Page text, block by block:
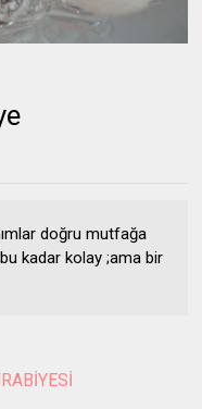
doğru mutfağa
kadar kolay ;ama bir